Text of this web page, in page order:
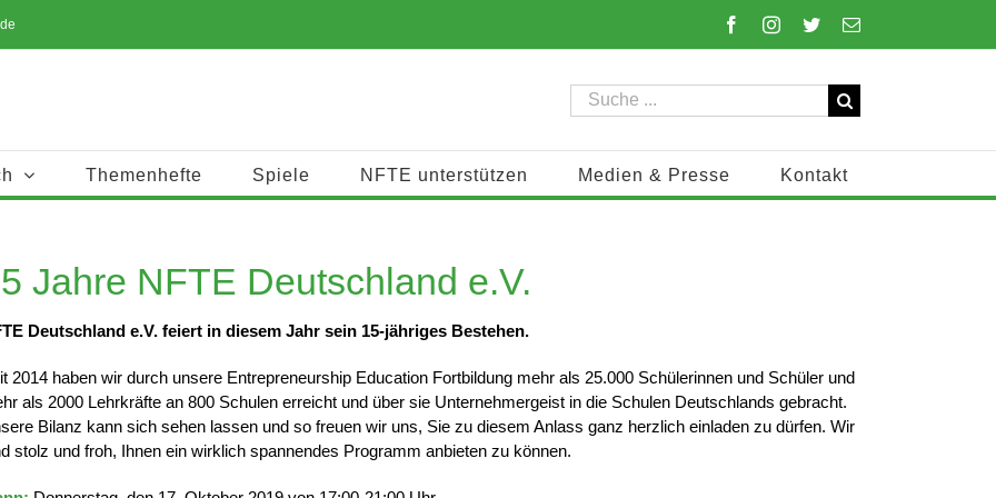
FacebookInstagram
TwitterE-
Suche
nach:
Themenhefte Spiele NFTE unterstützen Medien & Presse Kontakt
Jahre NFTE Deutschland e.V.
Deutschland e.V. feiert in diesem Jahr sein 15-jähriges Bestehen.
2014 haben wir durch unsere Entrepreneurship Education Fortbildung mehr als 25.000 Schülerinnen und Schüler und
als 2000 Lehrkräfte an 800 Schulen erreicht und über sie Unternehmergeist in die Schulen Deutschlands gebracht.
Bilanz kann sich sehen lassen und so freuen wir uns, Sie zu diesem Anlass ganz herzlich einladen zu dürfen. Wir
stolz und froh, Ihnen ein wirklich spannendes Programm anbieten zu können.